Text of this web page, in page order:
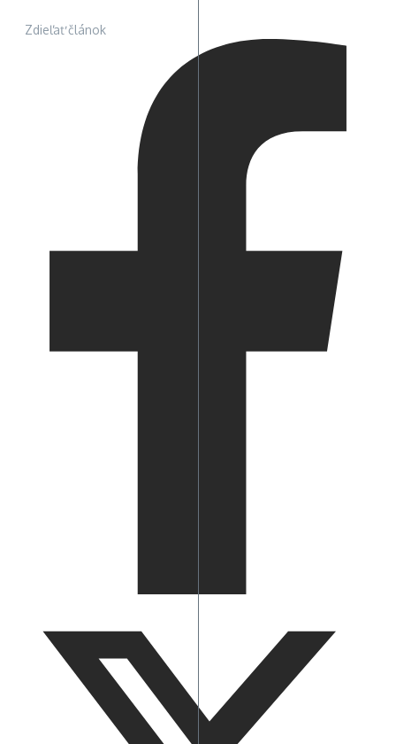
Zdieľať článok